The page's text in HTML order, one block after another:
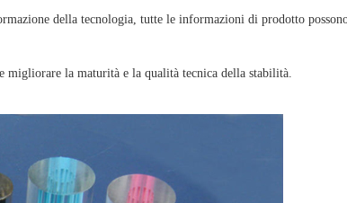
della tecnologia, tutte le informazioni di prodotto
migliorare la maturità e la qualità tecnica della stabilità.